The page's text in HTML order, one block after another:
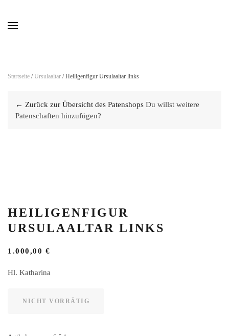
Startseite /Ursulaaltar / Heiligenfigur Ursulaaltar links
← Zurück zur Übersicht des Patenshops Du willst weitere
Patenschaften hinzufügen?
HEILIGENFIGUR
URSULAALTAR LINKS
1.000,00 €
Hl. Katharina
NICHT VORRÄTIG